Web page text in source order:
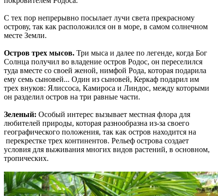
С тех пор непрерывно посылает лучи света прекрасному
острову, так как расположился он в море, в самом солнечном
месте Земли.
Остров трех мысов. Три мыса и далее по легенде, когда Бог
Солнца получил во владение остров Родос, он переселился
туда вместе со своей женой, нимфой Рода, которая подарила
ему семь сыновей... Один из сыновей, Керкаф подарил им
трех внуков: Ялиссоса, Камироса и Линдос, между которыми
он разделил остров на три равные части.
Зеленый: Особый интерес вызывает местная флора для
любителей природы, которая разнообразна из-за своего
географического положения, так как остров находится на
перекрестке трех континентов. Рельеф острова создает
условия для выживания многих видов растений, в основном,
тропических.